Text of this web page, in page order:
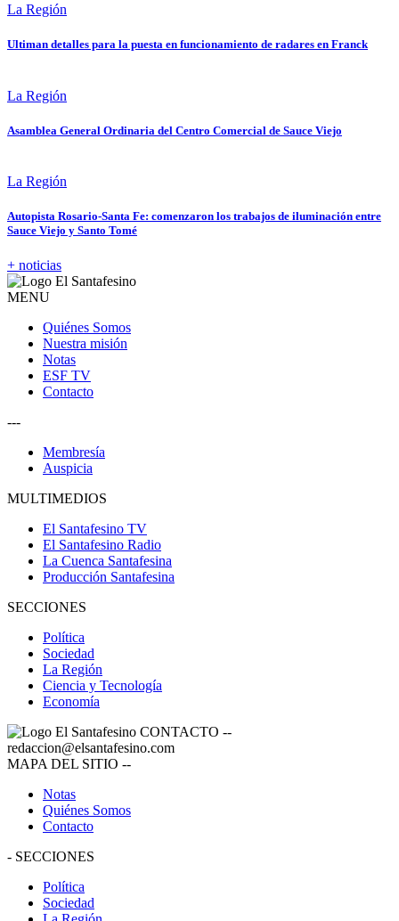
La Región
Ultiman detalles para la puesta en funcionamiento de radares en Franck
La Región
Asamblea General Ordinaria del Centro Comercial de Sauce Viejo
La Región
Autopista Rosario-Santa Fe: comenzaron los trabajos de iluminación entre
Sauce Viejo y Santo Tomé
+ noticias
MENU
Quiénes Somos
Nuestra misión
Notas
ESF TV
Contacto
---
Membresía
Auspicia
MULTIMEDIOS
El Santafesino TV
El Santafesino Radio
La Cuenca Santafesina
Producción Santafesina
SECCIONES
Política
Sociedad
La Región
Ciencia y Tecnología
Economía
CONTACTO --
redaccion@elsantafesino.com
MAPA DEL SITIO --
Notas
Quiénes Somos
Contacto
- SECCIONES
Política
Sociedad